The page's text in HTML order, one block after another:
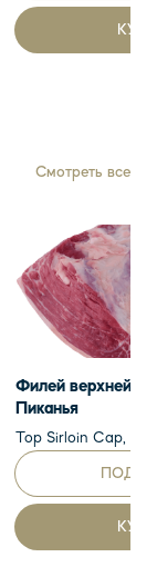
Смотреть все
Филей верхней
Пиканья
Top Sirloin Cap,